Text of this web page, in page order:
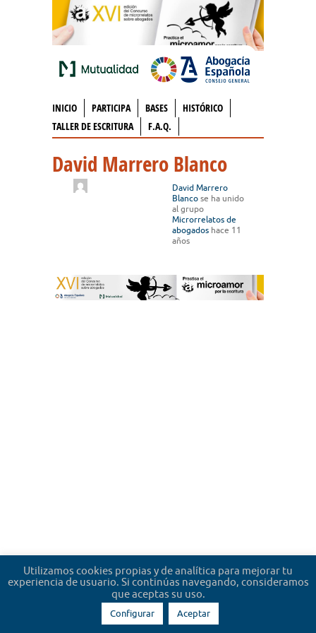
INICIO PARTICIPA BASES
HISTÓRICO
TALLER DE ESCRITURA
F.A.Q.
David Marrero Blanco
David Marrero
Blanco se ha unido
al grupo
Microrrelatos de
abogados hace 11
años
Utilizamos cookies propias y de analítica para mejorar tu
experiencia de usuario. Si continúas navegando, consideramos
que aceptas su uso.
Configurar Aceptar